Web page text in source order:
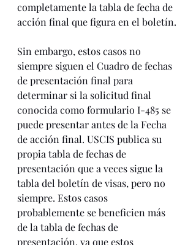
completamente la tabla de fecha de
acción final que figura en el boletín.
Sin embargo, estos casos no
siempre siguen el Cuadro de fechas
de presentación final para
determinar si la solicitud final
conocida como formulario I-485 se
puede presentar antes de la Fecha
de acción final. USCIS publica su
propia tabla de fechas de
presentación que a veces sigue la
tabla del boletín de visas, pero no
siempre. Estos casos
probablemente se beneficien más
de la tabla de fechas de
presentación, ya que estos